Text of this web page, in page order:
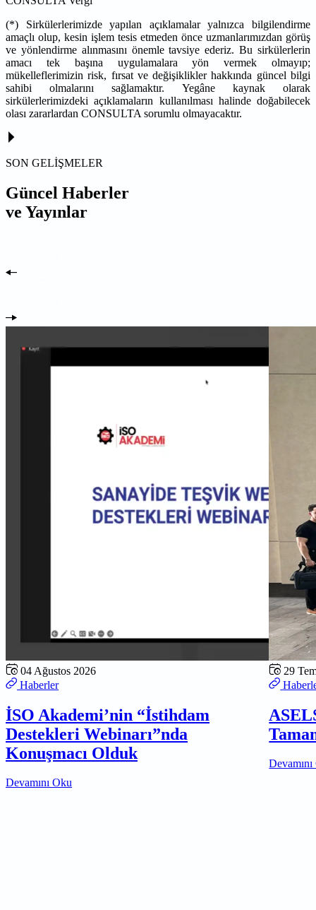
(*) Sirkülerlerimizde yapılan açıklamalar yalnızca bilgilendirme
amaçlı olup, kesin işlem tesis etmeden önce uzmanlarımızdan görüş
ve yönlendirme alınmasını önemle tavsiye ederiz. Bu sirkülerlerin
amacı tek başına uygulamalara yön vermek olmayıp;
mükelleflerimizin risk, fırsat ve değişiklikler hakkında güncel bilgi
sahibi olmalarını sağlamaktır. Yegâne kaynak olarak
sirkülerlerimizdeki açıklamaların kullanılması halinde doğabilecek
olası zararlardan CONSULTA sorumlu olmayacaktır.
SON GELİŞMELER
Güncel Haberler
ve Yayınlar
04 Ağustos 2026
Haberler
İSO Akademi’nin “İstihdam
Destekleri Webinarı”nda
Konuşmacı Olduk
Devamını Oku
29